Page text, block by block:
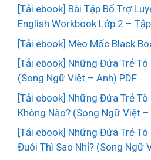
[Tải ebook] Bài Tập Bổ Trợ
English Workbook Lớp 2 –
[Tải ebook] Mèo Mốc Black
[Tải ebook] Những Đứa Trẻ
(Song Ngữ Việt – Anh) PDF
[Tải ebook] Những Đứa Trẻ
Không Nào? (Song Ngữ Việt –
[Tải ebook] Những Đứa Trẻ
Đuôi Thì Sao Nhỉ? (Song Ngữ